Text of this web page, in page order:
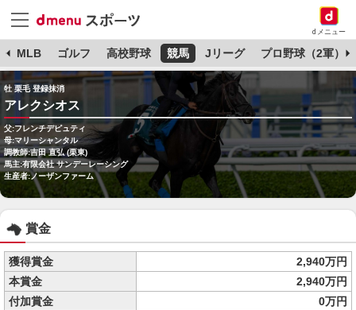
dメニュー
MLB ゴルフ 高校野球 競馬 Jリーグ プロ野球（2軍）
牡 栗毛 登録抹消
アレクシオス
父:フレンチデピュティ
母:マリーシャンタル
調教師:吉田 直弘 (栗東)
馬主:有限会社 サンデーレーシング
生産者:ノーザンファーム
賞金
獲得賞金
2,940万円
本賞金
2,940万円
付加賞金
0万円